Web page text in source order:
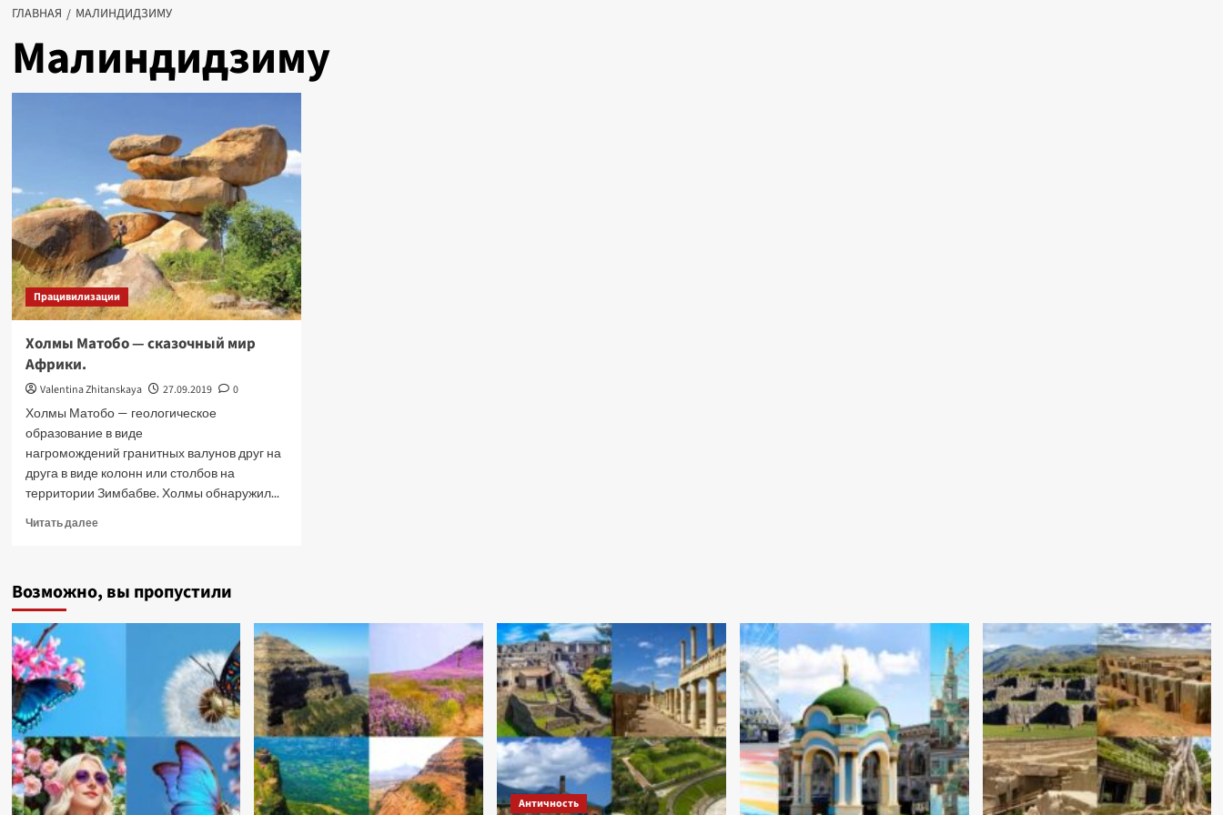
ГЛАВНАЯ МАЛИНДИДЗИМУ
Малиндидзиму
Працивилизации
Холмы Матобо — сказочный мир
Африки.
Valentina Zhitanskaya 27.09.2019
0
Холмы Матобо — геологическое
образование в виде
нагромождений гранитных валунов друг на
друга в виде колонн или столбов на
территории Зимбабве. Холмы обнаружил...
Читать далееПрочитать
Матобо
сказочный
Возможно, вы пропустили
Античность